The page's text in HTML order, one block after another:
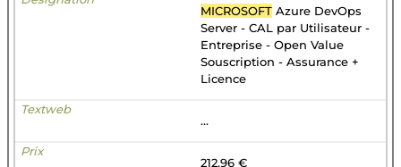
MICROSOFT Azure DevOps
Server - CAL par Utilisateur -
Entreprise - Open Value
Souscription - Assurance +
Licence
...
212,96 €